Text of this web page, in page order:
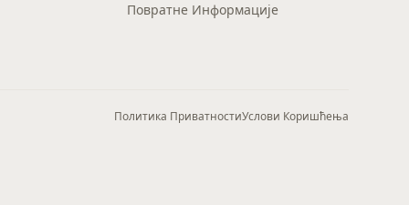
Повратне Информације
Политика ПриватностиУслови Коришћења